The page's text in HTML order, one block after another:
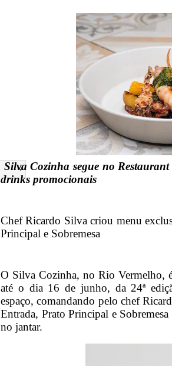
Silva Cozinha segue no
drinks promocionais
Chef Ricardo Silva criou menu
Principal e Sobremesa
O Silva Cozinha, no Rio Vermelho,
até o dia 16 de junho, da 24ª
espaço, comandando pelo chef
Entrada, Prato Principal e
no jantar.